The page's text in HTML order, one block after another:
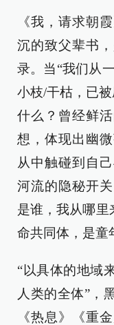
《我，请求朝
沉的致父辈书
录。当“我们从
小枝/干枯，已
什么？曾经鲜
想，体现出幽
从中触碰到自
河流的隐秘开
是谁，我从哪里
命共同体，是童
“以具体的地域
人类的全体”，
《热息》《重